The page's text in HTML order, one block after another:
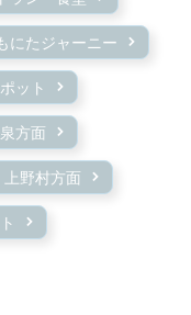
にたジャーニー
ット
方面
野村方面